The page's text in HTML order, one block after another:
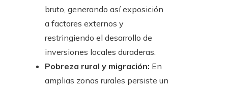
bruto, generando así exposición
a factores externos y
restringiendo el desarrollo de
inversiones locales duraderas.
Pobreza rural y migración: En
amplias zonas rurales persiste un